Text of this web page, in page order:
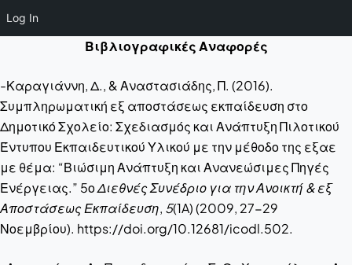
Log In
Βιβλιογραφικές Αναφορές
-Καραγιάννη, Δ., & Αναστασιάδης, Π. (2016).
Συμπληρωματική εξ αποστάσεως εκπαίδευση στο
Δημοτικό Σχολείο: Σχεδιασμός και Ανάπτυξη Πιλοτικού
Έντυπου Εκπαιδευτικού Υλικού με την μέθοδο της εξαε
με θέμα: “Βιώσιμη Ανάπτυξη και Ανανεώσιμες Πηγές
Ενέργειας.” 5οΔιεθνές Συνέδριο για την Ανοικτή & εξ
Αποστάσεως Εκπαίδευση, 5(1A) (2009, 27-29
Νοεμβρίου). https://doi.org/10.12681/icodl.502.